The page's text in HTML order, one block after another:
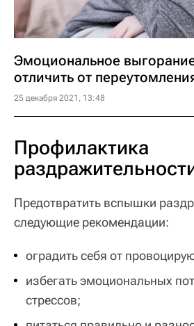
Эмоциональное
отличить от
25 декабря 2021, 13:48
Профилактика
Предотвратить вспышки
следующие рекомендации:
оградить себя от
избегать эмоциональных
стрессов;